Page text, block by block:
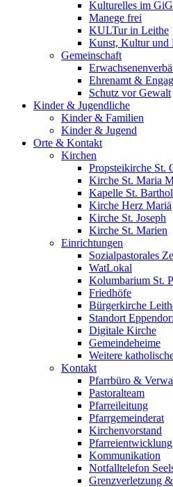
Kulturelles im GiG
Manege frei
KULTur in Leithe
Kunst, Kultur und
Gemeinschaft
Ehrenamt &
Schutz vor Gewalt
Kinder & Jugendliche
Kinder & Familien
Kinder & Jugend
Orte & Kontakt
Kirchen
Propsteikirche St.
Kirche St. Maria
Kapelle St.
Kirche Herz Mariä
Kirche St. Joseph
Kirche St. Marien
Einrichtungen
Sozialpastorales
WatLokal
Kolumbarium St.
Friedhöfe
Bürgerkirche
Standort
Digitale Kirche
Gemeindeheime
Weitere
Kontakt
Pfarrbüro &
Pastoralteam
Pfarreileitung
Pfarrgemeinderat
Kirchenvorstand
Pfarreientwicklung
Kommunikation
Notfalltelefon
Grenzverletzung &